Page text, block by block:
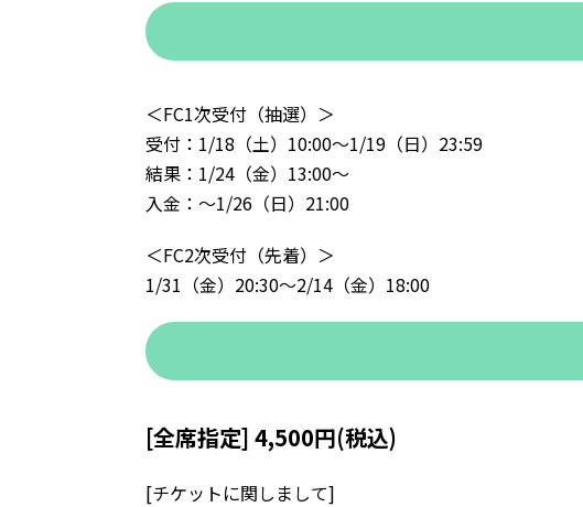
＜FC1次受付（抽選）＞
受付：1/18（土）10:00～1/19（日）23:59
結果：1/24（金）13:00～
入金：～1/26（日）21:00
＜FC2次受付（先着）＞
1/31（金）20:30～2/14（金）18:00
[全席指定] 4,500円(税込)
[チケットに関しまして]